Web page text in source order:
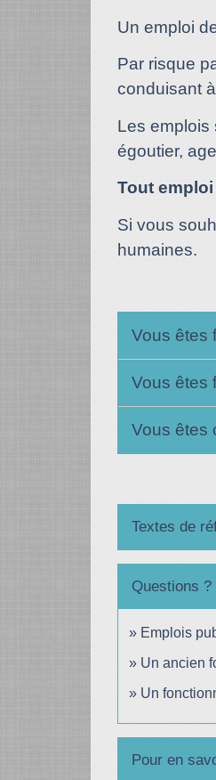
Un emploi
Par risque
conduisant
Les emplois
égoutier,
Tout
Si vous
humaines.
Vous êtes
Vous êtes
Vous êtes
Textes de
Questions ?
Emplois
Un ancien
Un
Pour en